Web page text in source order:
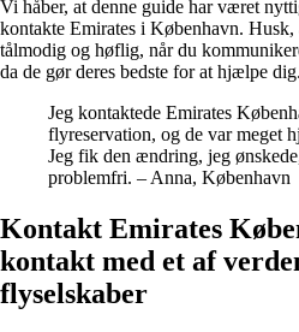
Vi håber, at denne guide har været
kontakte Emirates i København.
tålmodig og høflig, når du
da de gør deres bedste for at hjælpe dig.
Jeg kontaktede Emirates
flyreservation, og de var meget
Jeg fik den ændring, jeg
problemfri. – Anna, København
Kontakt Emirates
kontakt med et af
flyselskaber